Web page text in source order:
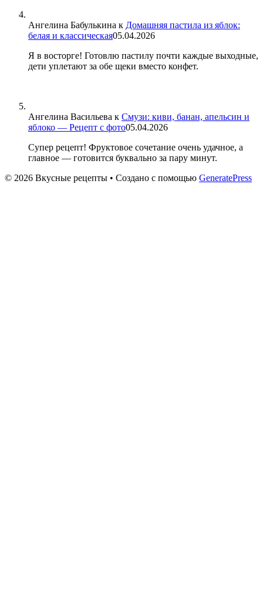
Ангелина Бабулькина к Домашняя пастила из яблок:
белая и классическая05.04.2026
Я в восторге! Готовлю пастилу почти каждые выходные,
дети уплетают за обе щеки вместо конфет.
Ангелина Васильева к Смузи: киви, банан, апельсин и
яблоко — Рецепт с фото05.04.2026
Супер рецепт! Фруктовое сочетание очень удачное, а
главное — готовится буквально за пару минут.
© 2026 Вкусные рецепты • Создано с помощью GeneratePress